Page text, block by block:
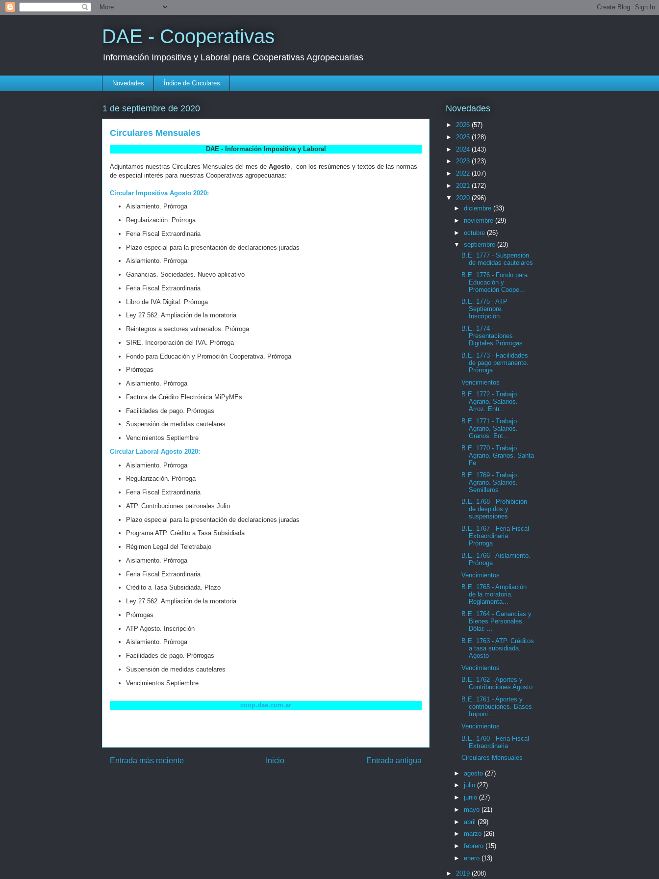
DAE - Cooperativas
Información Impositiva y Laboral para Cooperativas Agropecuarias
Novedades Índice de Circulares
1 de septiembre de 2020
Circulares Mensuales
DAE - Información Impositiva y Laboral
Adjuntamos nuestras Circulares Mensuales del mes de Agosto
con los resúmenes y textos de las normas
de especial interés para nuestras Cooperativas agropecuarias:
Circular Impositiva Agosto 2020:
Aislamiento. Prórroga
Regularización. Prórroga
Feria Fiscal Extraordinaria
Plazo especial para la presentación de declaraciones juradas
Aislamiento. Prórroga
Ganancias. Sociedades. Nuevo aplicativo
Feria Fiscal Extraordinaria
Libro de IVA Digital. Prórroga
Ley 27.562. Ampliación de la moratoria
Reintegros a sectores vulnerados. Prórroga
SIRE. Incorporación del IVA. Prórroga
Fondo para Educación y Promoción Cooperativa. Prórroga
Prórrogas
Aislamiento. Prórroga
Factura de Crédito Electrónica MiPyMEs
Facilidades de pago. Prórrogas
Suspensión de medidas cautelares
Vencimientos Septiembre
Circular Laboral Agosto 2020:
Aislamiento. Prórroga
Regularización. Prórroga
Feria Fiscal Extraordinaria
ATP. Contribuciones patronales Julio
Plazo especial para la presentación de declaraciones juradas
Programa ATP. Crédito a Tasa Subsidiada
Régimen Legal del Teletrabajo
Aislamiento. Prórroga
Feria Fiscal Extraordinaria
Crédito a Tasa Subsidiada. Plazo
Ley 27.562. Ampliación de la moratoria
Prórrogas
ATP Agosto. Inscripción
Aislamiento. Prórroga
Facilidades de pago. Prórrogas
Suspensión de medidas cautelares
Vencimientos Septiembre
coop.dae.com.ar
Entrada más reciente Entrada antigua
Inicio
Novedades
► 2026 (57)
► 2025 (128)
► 2024 (143)
► 2023 (123)
► 2022 (107)
► 2021 (172)
▼ 2020 (296)
► diciembre (33)
► noviembre (29)
► octubre (26)
▼ septiembre (23)
B.E. 1777 - Suspensión
de medidas cautelares
B.E. 1776 - Fondo para
Educación y
Promoción Coope...
B.E. 1775 - ATP
Septiembre.
Inscripción
B.E. 1774 -
Presentaciones
Digitales Prórrogas
B.E. 1773 - Facilidades
de pago permanente.
Prórroga
Vencimientos
B.E. 1772 - Trabajo
Agrario. Salarios.
Arroz. Entr...
B.E. 1771 - Trabajo
Agrario. Salarios.
Granos. Ent...
B.E. 1770 - Trabajo
Agrario. Granos. Santa
Fe
B.E. 1769 - Trabajo
Agrario. Salarios.
Semilleros
B.E. 1768 - Prohibición
de despidos y
suspensiones
B.E. 1767 - Feria Fiscal
Extraordinaria.
Prórroga
B.E. 1766 - Aislamiento.
Prórroga
Vencimientos
B.E. 1765 - Ampliación
de la moratoria.
Reglamenta...
B.E. 1764 - Ganancias y
Bienes Personales.
Dólar. ...
B.E. 1763 - ATP. Créditos
a tasa subsidiada.
Agosto
Vencimientos
B.E. 1762 - Aportes y
Contribuciones Agosto
B.E. 1761 - Aportes y
contribuciones. Bases
Imponi...
Vencimientos
B.E. 1760 - Feria Fiscal
Extraordinaria
Circulares Mensuales
► agosto (27)
► julio (27)
► junio (27)
► mayo (21)
► abril (29)
► marzo (26)
► febrero (15)
► enero (13)
► 2019 (208)